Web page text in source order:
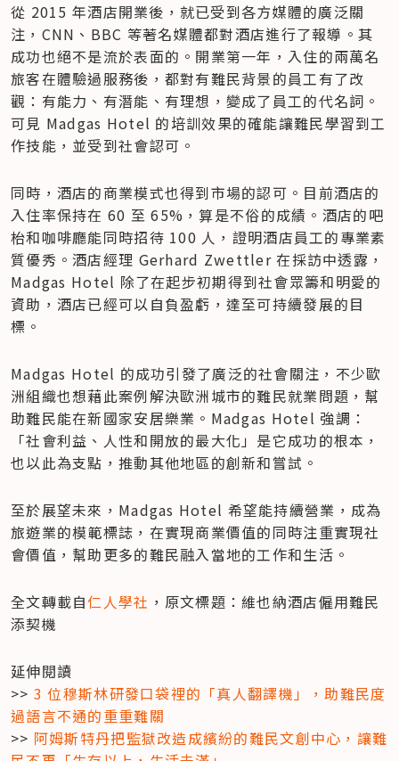
從 2015 年酒店開業後，就已受到各方媒體的廣泛關
注，CNN、BBC 等著名媒體都對酒店進行了報導。其
成功也絕不是流於表面的。開業第一年，入住的兩萬名
旅客在體驗過服務後，都對有難民背景的員工有了改
觀：有能力、有潛能、有理想，變成了員工的代名詞。
可見 Madgas Hotel 的培訓效果的確能讓難民學習到工
作技能，並受到社會認可。
同時，酒店的商業模式也得到市場的認可。目前酒店的
入住率保持在 60 至 65%，算是不俗的成績。酒店的吧
枱和咖啡廳能同時招待 100 人，證明酒店員工的專業素
質優秀。酒店經理 Gerhard Zwettler 在採訪中透露，
Madgas Hotel 除了在起步初期得到社會眾籌和明愛的
資助，酒店已經可以自負盈虧，達至可持續發展的目
標。
Madgas Hotel 的成功引發了廣泛的社會關注，不少歐
洲組織也想藉此案例解決歐洲城市的難民就業問題，幫
助難民能在新國家安居樂業。Madgas Hotel 強調：
「社會利益、人性和開放的最大化」是它成功的根本，
也以此為支點，推動其他地區的創新和嘗試。
至於展望未來，Madgas Hotel 希望能持續營業，成為
旅遊業的模範標誌，在實現商業價值的同時注重實現社
會價值，幫助更多的難民融入當地的工作和生活。
全文轉載自仁人學社 ，原文標題：維也納酒店僱用難民
添契機
延伸閱讀
>> 3 位穆斯林研發口袋裡的「真人翻譯機」，助難民度
過語言不通的重重難關
>> 阿姆斯特丹把監獄改造成繽紛的難民文創中心，讓難